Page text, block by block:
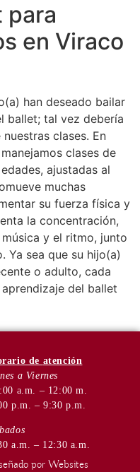
para
en Viraco
han deseado bailar
ballet; tal vez debería
clases. En
clases de
ajustadas al
muchas
su fuerza física y
la concentración,
y el ritmo, junto
Ya sea que su hijo(a)
o adulto, cada
del ballet
de atención
a Viernes
a.m. – 12:00 m.
p.m. – 9:30 p.m.
a.m. – 12:30 a.m.
por Websites